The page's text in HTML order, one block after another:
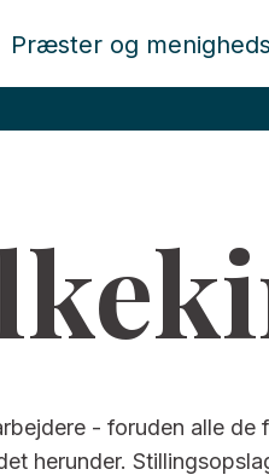
Præster og
- foruden alle de
herunder.